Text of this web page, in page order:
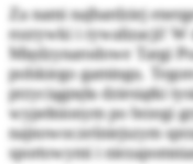
Za nami najbardziej
rozrywki i rywalizacji! W
Międzynarodowe Targi
polskiego gamingu.
przyciągnęła dziesiątki
wypełnionym po brzegi
najnowocześniejszym
sportowymi i